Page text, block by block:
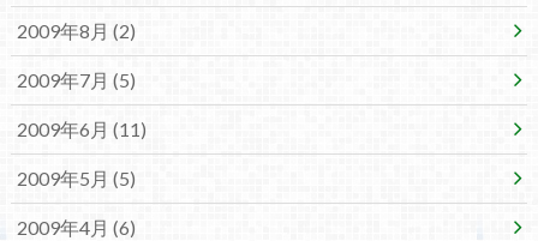
2009年8月 (2)
2009年7月 (5)
2009年6月 (11)
2009年5月 (5)
2009年4月 (6)